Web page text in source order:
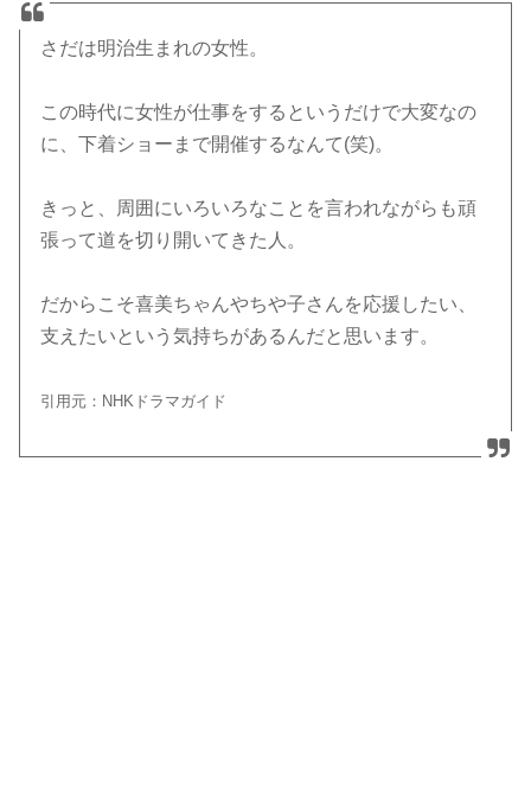
さだは明治生まれの女性。
この時代に女性が仕事をするというだけで大変なの
に、下着ショーまで開催するなんて(笑)。
きっと、周囲にいろいろなことを言われながらも頑
張って道を切り開いてきた人。
だからこそ喜美ちゃんやちや子さんを応援したい、
支えたいという気持ちがあるんだと思います。
引用元：NHKドラマガイド